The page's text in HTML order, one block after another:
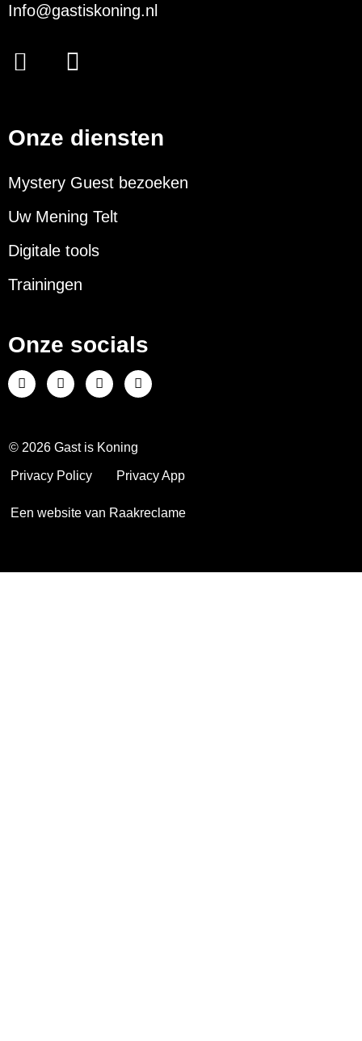
Info@gastiskoning.nl
Onze diensten
Mystery Guest bezoeken
Uw Mening Telt
Digitale tools
Trainingen
Onze socials
© 2026 Gast is Koning
Privacy Policy Privacy App
Een website van Raakreclame